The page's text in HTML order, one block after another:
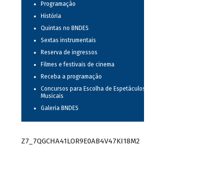
Programação
História
Quintas no BNDES
Sextas instrumentais
Reserva de ingressos
Filmes e festivais de cinema
Receba a programação
Concursos para Escolha de Espetáculos
Musicais
Galeria BNDES
Z7_7QGCHA41LOR9E0AB4V47KI18M2